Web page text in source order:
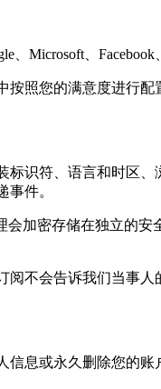
Microsoft、Facebook
照您的满意度进行配
识符、语言和时区
件。
加密存储在独立的
不会告诉我们当事
息或永久删除您的账